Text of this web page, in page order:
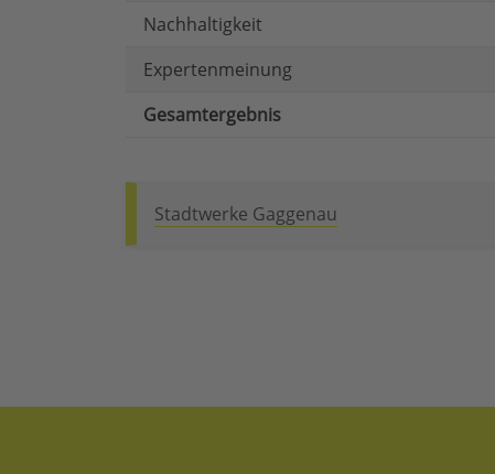
Nachhaltigkeit
Expertenmeinung
Gesamtergebnis
Stadtwerke Gaggenau